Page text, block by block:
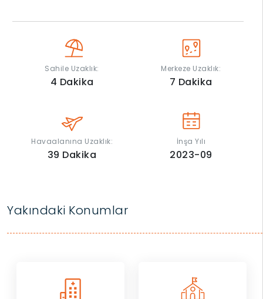
Sahile Uzaklık:
4 Dakika
Merkeze Uzaklık:
7 Dakika
Havaalanına Uzaklık:
39 Dakika
İnşa Yılı
2023-09
Yakındaki Konumlar